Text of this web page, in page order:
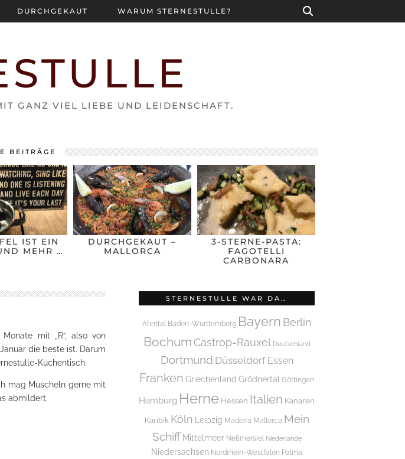
GANZ VIEL LIEBE UND LEIDENSCHAFT.
DURCHGEKAUT WARUM STERNESTULLE?
BEITRÄGE
IST EIN
MEHR …
DURCHGEKAUT –
MALLORCA
3-STERNE-PASTA:
FAGOTELLI
CARBONARA
mit „R“, also von
die beste ist. Darum
Küchentisch.
mag Muscheln gerne mit
abmildert.
STERNESTULLE WAR DA…
Ahrntal Baden-Württemberg Bayern Berlin
Bochum Castrop-Rauxel Deutschland
Dortmund Düsseldorf Essen
Franken Griechenland Grödnertal Göttingen
Hamburg Herne Hessen Italien Kanaren
Karibik Köln Leipzig Madeira Mallorca Mein
Schiff Mittelmeer Neßmersiel Niederlande
Niedersachsen Nordrhein-Westfalen Palma